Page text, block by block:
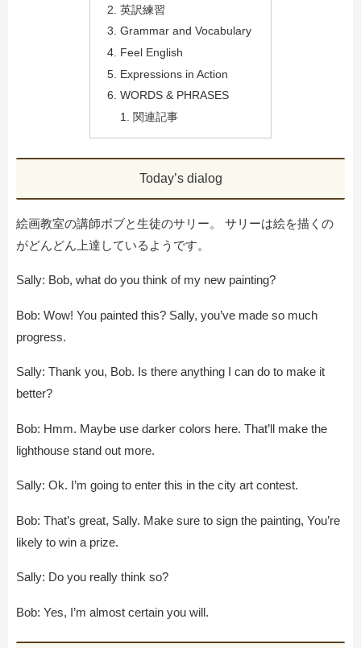
英訳練習
Grammar and Vocabulary
Feel English
Expressions in Action
WORDS & PHRASES
関連記事
Today’s dialog
絵画教室の講師ボブと生徒のサリー。 サリーは絵を描くの
がどんどん上達しているようです。
Sally: Bob, what do you think of my new painting?
Bob: Wow! You painted this? Sally, you’ve made so much
progress.
Sally: Thank you, Bob. Is there anything I can do to make it
better?
Bob: Hmm. Maybe use darker colors here. That’ll make the
lighthouse stand out more.
Sally: Ok. I’m going to enter this in the city art contest.
Bob: That’s great, Sally. Make sure to sign the painting, You’re
likely to win a prize.
Sally: Do you really think so?
Bob: Yes, I’m almost certain you will.